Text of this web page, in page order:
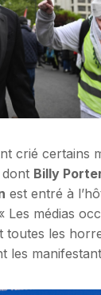
crié certains
Billy
est entré à
Les médias
toutes les
les